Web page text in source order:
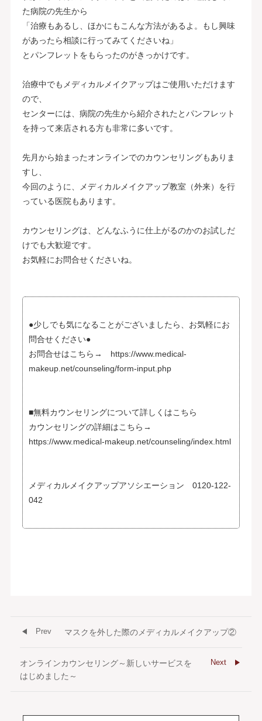
た病院の先生から
「治療もあるし、ほかにもこんな方法があるよ。もし興味
があったら相談に行ってみてくださいね」
とパンフレットをもらったのがきっかけです。
治療中でもメディカルメイクアップはご使用いただけます
ので、
センターには、病院の先生から紹介されたとパンフレット
を持って来店される方も非常に多いです。
先月から始まったオンラインでのカウンセリングもありま
すし、
今回のように、メディカルメイクアップ教室（外来）を行
っている医院もあります。
カウンセリングは、どんなふうに仕上がるのかのお試しだ
けでも大歓迎です。
お気軽にお問合せくださいね。
●少しでも気になることがございましたら、お気軽にお
問合せください●
お問合せはこちら→ https://www.medical-
makeup.net/counseling/form-input.php
■無料カウンセリングについて詳しくはこちら
カウンセリングの詳細はこちら→
https://www.medical-makeup.net/counseling/index.html
メディカルメイクアップアソシエーション 0120-122-
042
マスクを外した際のメディカルメイクアップ②
Prev
オンラインカウンセリング～新しいサービスを
はじめました～
Next